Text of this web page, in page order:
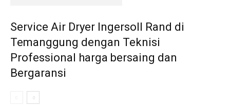
Service Air Dryer Ingersoll Rand di
Temanggung dengan Teknisi
Professional harga bersaing dan
Bergaransi